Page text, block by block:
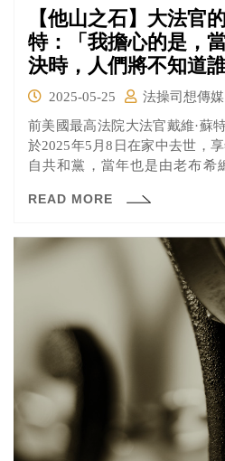
【他山之石】大法官
特：「我擔心的是，
決時，人們將不知道
2025-05-25
法操司想傳媒
前美國最高法院大法官戴維·蘇特
於2025年5月8日在家中去世，
自共和黨，當年也是由老布希
等等議題上都能看出他的立場。
READ MORE